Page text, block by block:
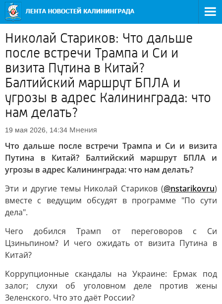
Николай Стариков: Что дальше
после встречи Трампа и Си и
визита Путина в Китай?
Балтийский маршрут БПЛА и
угрозы в адрес Калининграда: что
нам делать?
19 мая 2026, 14:34 Мнения
Что дальше после встречи Трампа и Си и визита
Путина в Китай? Балтийский маршрут БПЛА и
угрозы в адрес Калининграда: что нам делать?
Эти и другие темы Николай Стариков (@nstarikovru)
вместе с ведущим обсудят в программе "По сути
дела".
Чего добился Трамп от переговоров с Си
Цзиньпином? И чего ожидать от визита Путина в
Китай?
Коррупционные скандалы на Украине: Ермак под
залог; слухи об уголовном деле против жены
Зеленского. Что это даёт России?